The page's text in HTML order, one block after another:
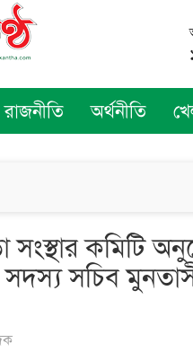
রাজনীতি অর্থনীতি
সংস্থার কমিটি
সদস্য সচিব